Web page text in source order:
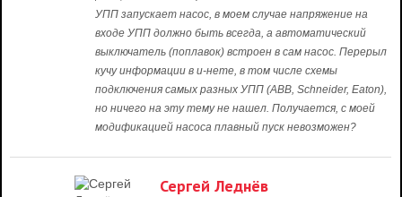
УПП запускает насос, в моем случае напряжение на
входе УПП должно быть всегда, а автоматический
выключатель (поплавок) встроен в сам насос. Перерыл
кучу информации в и-нете, в том числе схемы
подключения самых разных УПП (ABB, Schneider, Eaton),
но ничего на эту тему не нашел. Получается, с моей
модификацией насоса плавный пуск невозможен?
Сергей Леднёв